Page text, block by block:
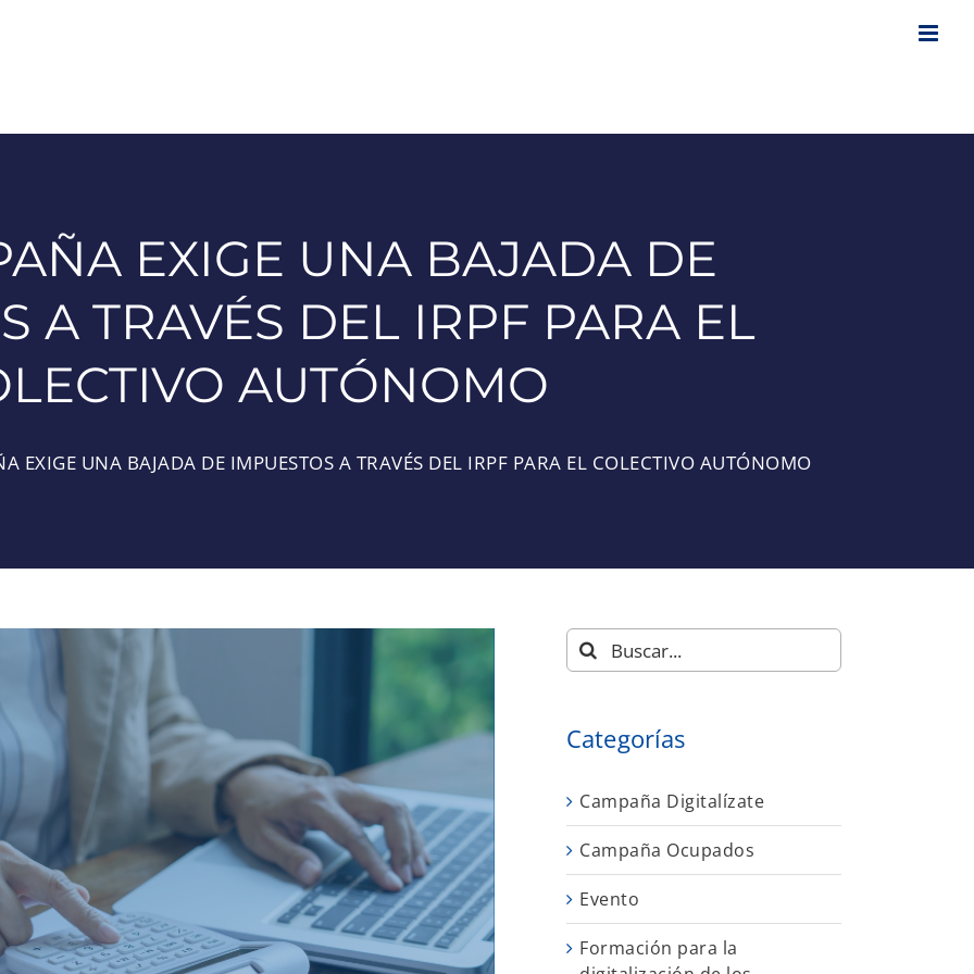
EXIGE UNA BAJADA DE
A TRAVÉS DEL IRPF PARA EL
AUTÓNOMO
EXIGE UNA BAJADA DE IMPUESTOS A TRAVÉS DEL IRPF PARA EL COLECTIVO AUTÓNOMO
Buscar:
Categorías
Campaña Digitalízate
Campaña Ocupados
Evento
Formación para la